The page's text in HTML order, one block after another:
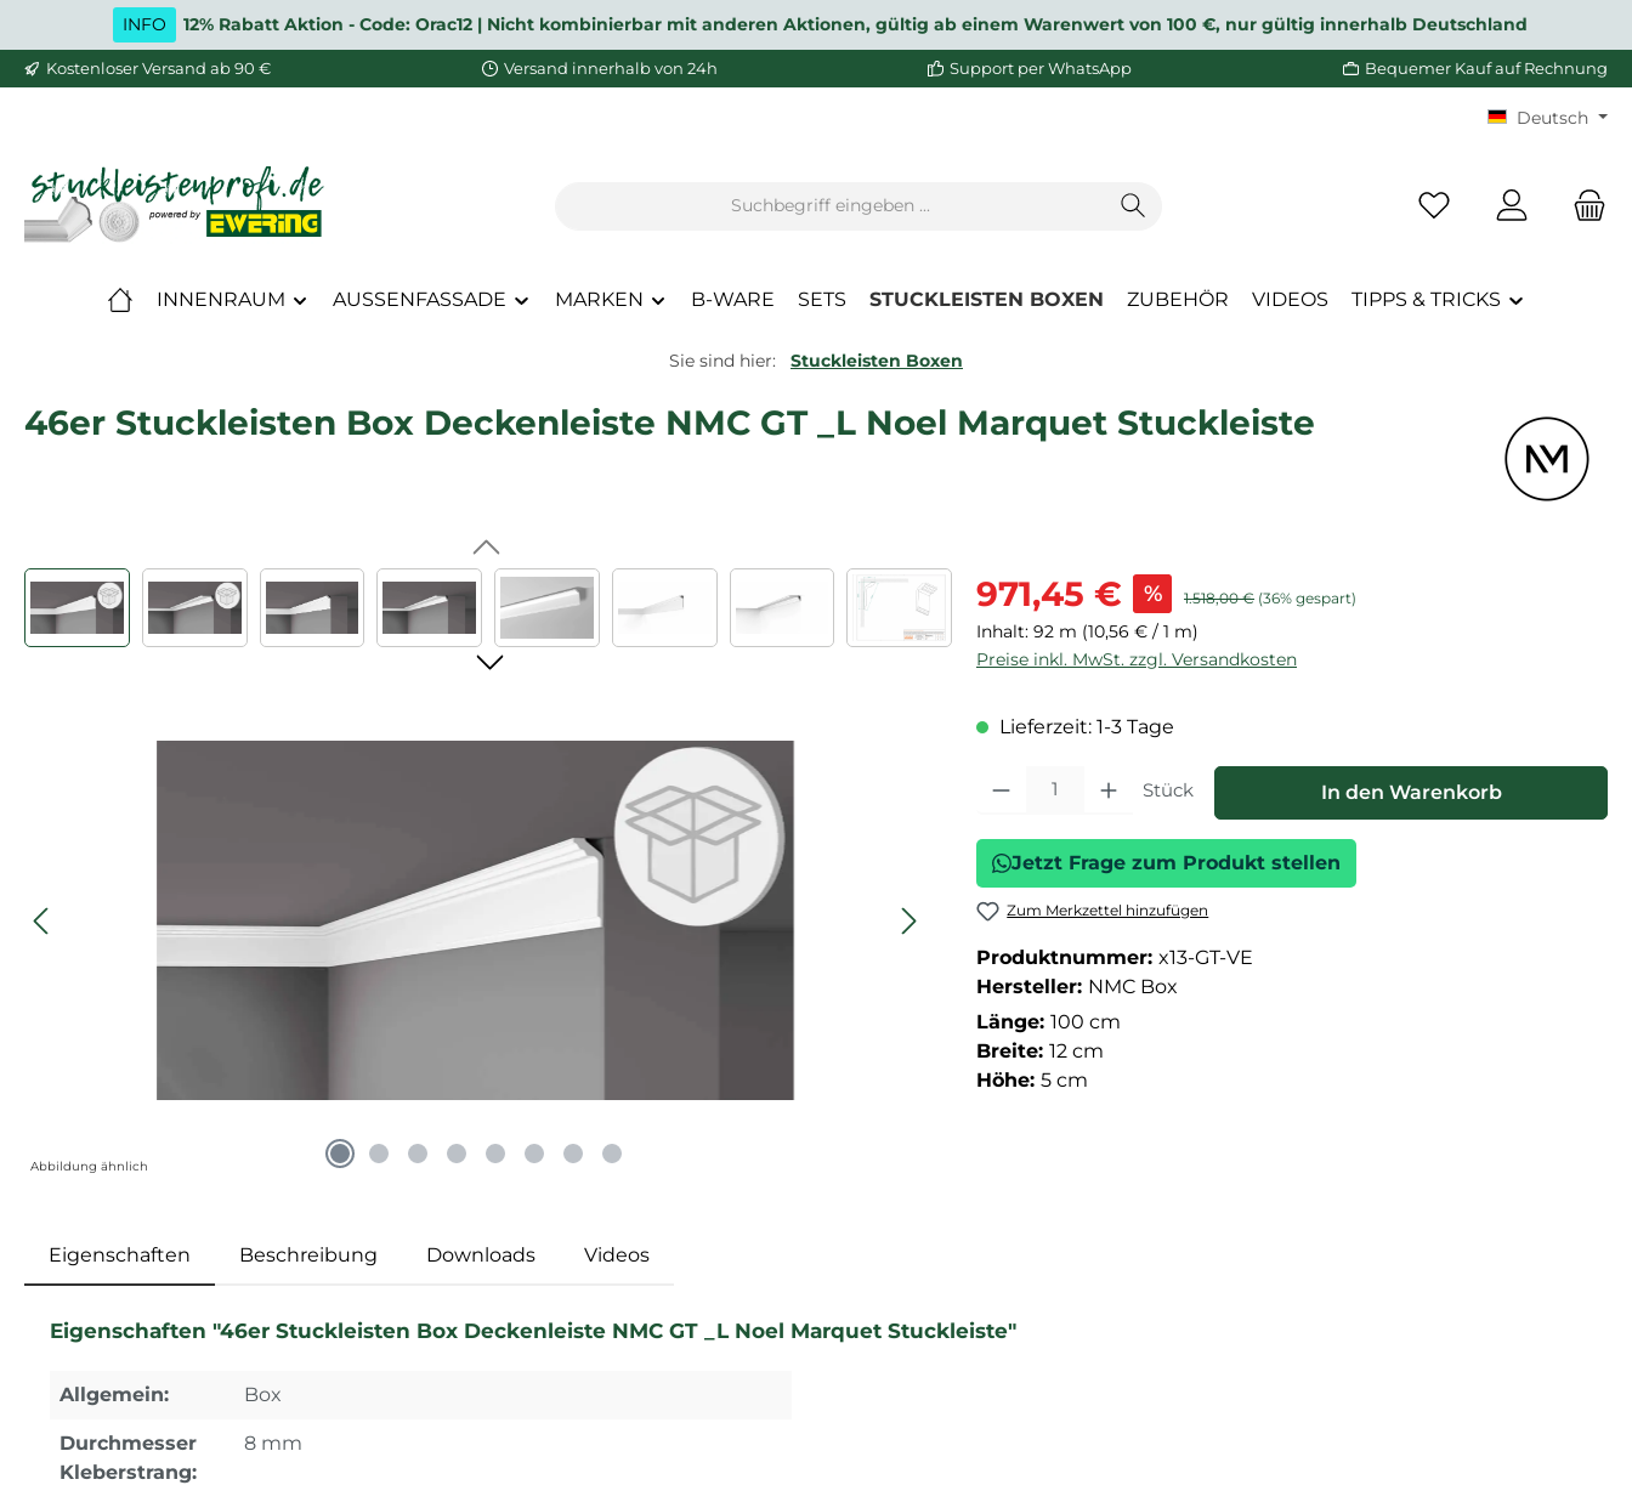
Hauptinhalt springen
Zur Suche springen
Zur Hauptnavigation springen
INFO 12% Rabatt Aktion - Code: Orac12 | Nicht kombinierbar mit anderen Aktionen, gültig ab einem Warenwert von 100 €, nur gültig innerhalb Deutschland
Kostenloser Versand ab 90 € Versand innerhalb von 24h Support per WhatsApp Bequemer Kauf auf Rechnung
Deutsch
Du hast 0 Produkte
INNENRAUM AUSSENFASSADE MARKEN B-WARE SETS STUCKLEISTEN BOXEN ZUBEHÖR VIDEOS TIPPS & TRICKS
Sie sind hier: Stuckleisten Boxen
46er Stuckleisten Box Deckenleiste NMC GT _L Noel Marquet Stuckleiste
Bildergalerie überspringen
Abbildung ähnlich
Verkaufspreis:
971,45 € % Regulärer Preis:
1.518,00 € (36% gespart)
Inhalt: 92 m (10,56 € / 1 m)
Preise inkl. MwSt. zzgl. Versandkosten
Lieferzeit: 1-3 Tage
Produkt Anzahl: Gib den gewünschten Wert ein oder benutze die
Stück In den Warenkorb
Jetzt Frage zum Produkt stellen
Zum Merkzettel hinzufügen
Produktnummer: x13-GT-VE
Hersteller: NMC Box
Länge: 100 cm
Breite: 12 cm
Höhe: 5 cm
Eigenschaften Beschreibung Downloads Videos
Eigenschaften "46er Stuckleisten Box Deckenleiste NMC GT _L Noel Marquet Stuckleiste"
Allgemein: Box
Durchmesser
Kleberstrang:
8 mm